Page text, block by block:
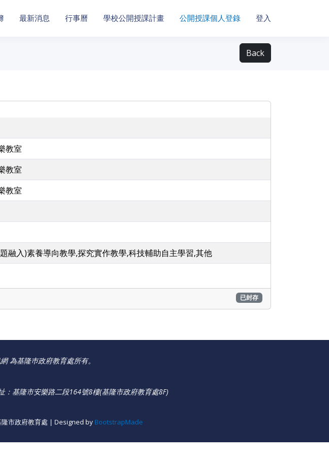
最新消息 行事曆 學校公開授課計畫 公開授課個人登錄 登入
Back
教室
教室
教室
融入)素養導向教學,探究實作教學,科技輔助自主學習,其他
已封存
為基隆巿政府教育處所有。
：基隆市安樂路二段164號8樓(基隆市政府教育處8F)
隆市政府教育處 | Designed by BootstrapMade